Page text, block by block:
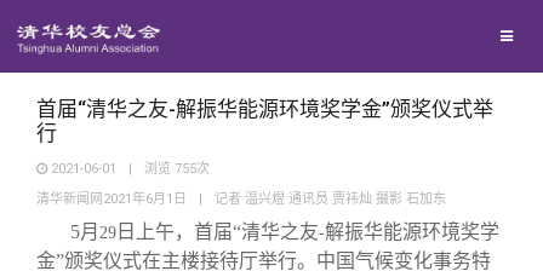
西南联大校友会
义工计划
媒体平台
《清华校友通讯》
百年清华
首届“清华之友-解振华能源环境奖学金”颁奖仪式举
行
2021-06-01 | 浏览 755次
清华新闻网2021年6月1日
| 记者 温兴煜 通讯员 贾祎灿 摄影 石加东
5月 29 日上午，首届“清华之友-解振华能源环境奖学
金”颁奖仪式在主楼接待厅举行。中国气候变化事务特